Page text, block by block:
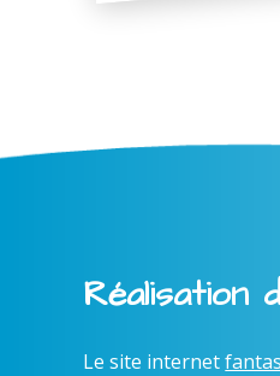
Réalisation
Le site internet